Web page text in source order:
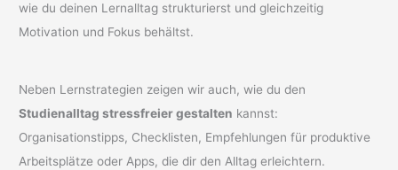
wie du deinen Lernalltag strukturierst und gleichzeitig
Motivation und Fokus behältst.
Neben Lernstrategien zeigen wir auch, wie du den
Studienalltag stressfreier gestalten kannst:
Organisationstipps, Checklisten, Empfehlungen für produktive
Arbeitsplätze oder Apps, die dir den Alltag erleichtern.